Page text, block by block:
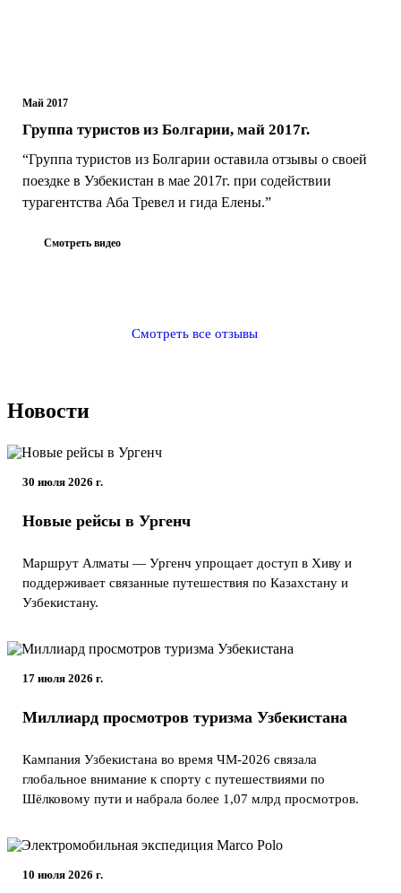
Май 2017
Группа туристов из Болгарии, май 2017г.
“Группа туристов из Болгарии оставила отзывы о своей
поездке в Узбекистан в мае 2017г. при содействии
турагентства Аба Тревел и гида Елены.”
Смотреть видео
Смотреть все отзывы
Новости
30 июля 2026 г.
Новые рейсы в Ургенч
Маршрут Алматы — Ургенч упрощает доступ в Хиву и
поддерживает связанные путешествия по Казахстану и
Узбекистану.
17 июля 2026 г.
Миллиард просмотров туризма Узбекистана
Кампания Узбекистана во время ЧМ-2026 связала
глобальное внимание к спорту с путешествиями по
Шёлковому пути и набрала более 1,07 млрд просмотров.
10 июля 2026 г.